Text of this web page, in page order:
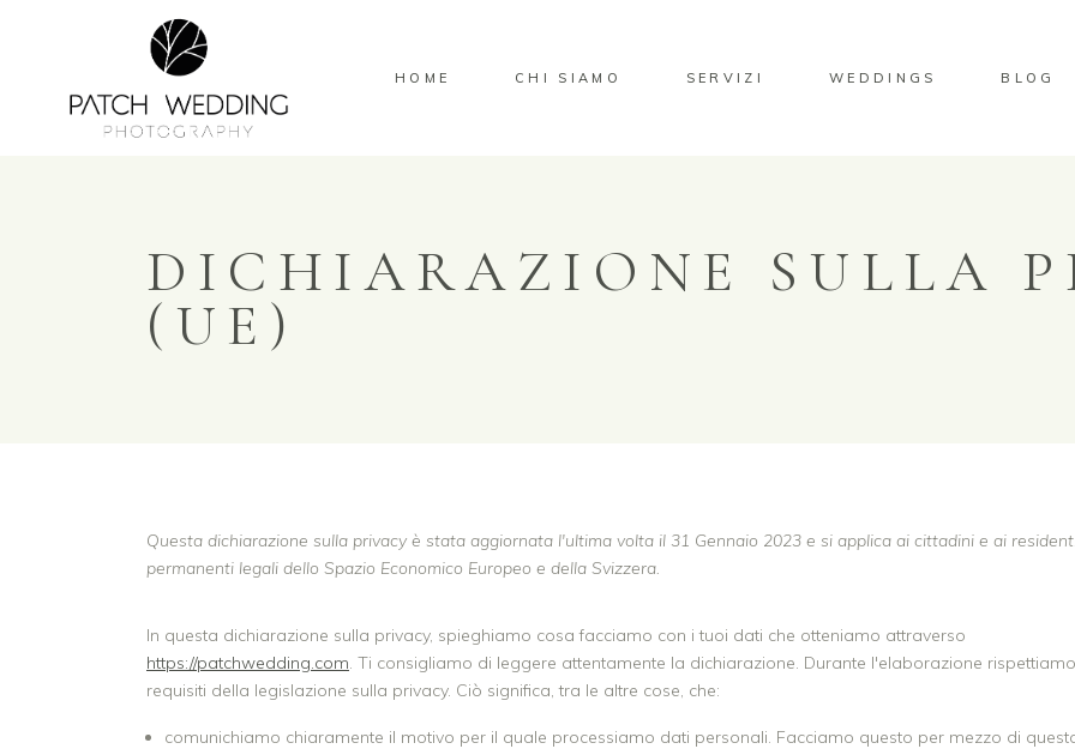
HOME CHI SIAMO SERVIZI WEDDINGS BLOG
DICHIARAZIONE SULLA
(UE)
Questa dichiarazione sulla privacy è stata aggiornata l'ultima volta il 31 Gennaio 2023 e si applica ai cittadini e ai
permanenti legali dello Spazio Economico Europeo e della Svizzera.
In questa dichiarazione sulla privacy, spieghiamo cosa facciamo con i tuoi dati che otteniamo attraverso
https://patchwedding.com. Ti consigliamo di leggere attentamente la dichiarazione. Durante l'elaborazione
requisiti della legislazione sulla privacy. Ciò significa, tra le altre cose, che:
comunichiamo chiaramente il motivo per il quale processiamo dati personali. Facciamo questo per mezzo di